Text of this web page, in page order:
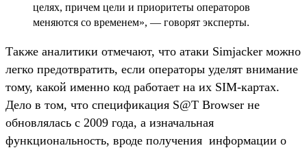
целях, причем цели и приоритеты операторов
меняются со временем», — говорят эксперты.
Также аналитики отмечают, что атаки Simjacker можно
легко предотвратить, если операторы уделят внимание
тому, какой именно код работает на их SIM-картах.
Дело в том, что спецификация S@T Browser не
обновлялась с 2009 года, а изначальная
функциональность, вроде получения информации о